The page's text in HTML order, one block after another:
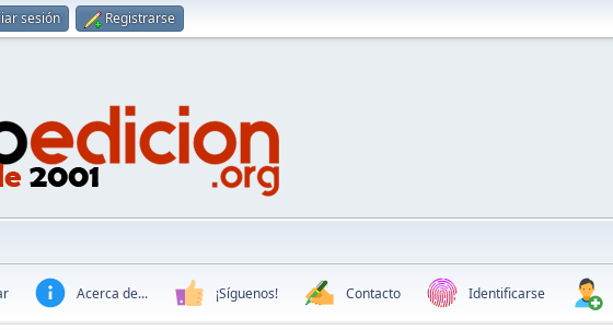
sesión Registrarse
Acerca de... ¡Síguenos! Contacto Identificarse